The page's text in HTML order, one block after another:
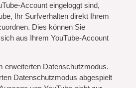
Account eingeloggt sind,
Ihr Surfverhalten direkt Ihrem
Dies können Sie
aus Ihrem YouTube-Account
erweiterten Datenschutzmodus.
Datenschutzmodus abgespielt